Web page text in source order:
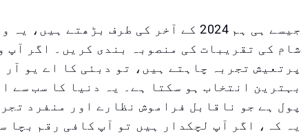
جیسے ہی ہم 2024 کے آخر کی طرف بڑھتے
شام کی تقریبات کی منصوبہ بندی کریں۔ اگر آپ
پرتعیش تجربہ چاہتے ہیں، تو دبئی کا اے یو
پول ہے جو ناقابل فراموش نظارے اور منفرد
یہ کہ، اگر آپ لچکدار ہیں تو آپ کافی رقم بچا